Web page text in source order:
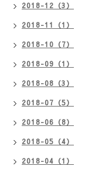
2018-12（3）
2018-11（1）
2018-10（7）
2018-09（1）
2018-08（3）
2018-07（5）
2018-06（8）
2018-05（4）
2018-04（1）